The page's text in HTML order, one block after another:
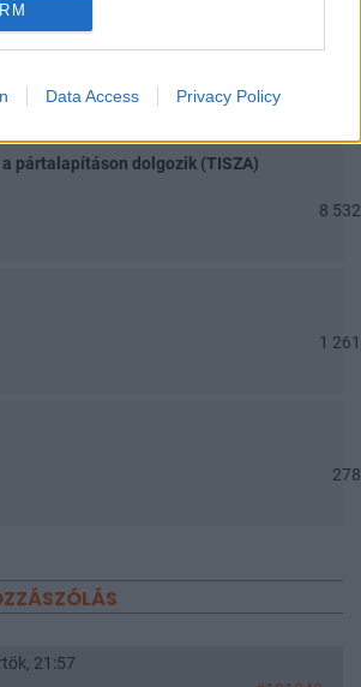
Data Access Privacy Policy
pártalapításon dolgozik (TISZA)
8 532
1 261
278
21:57